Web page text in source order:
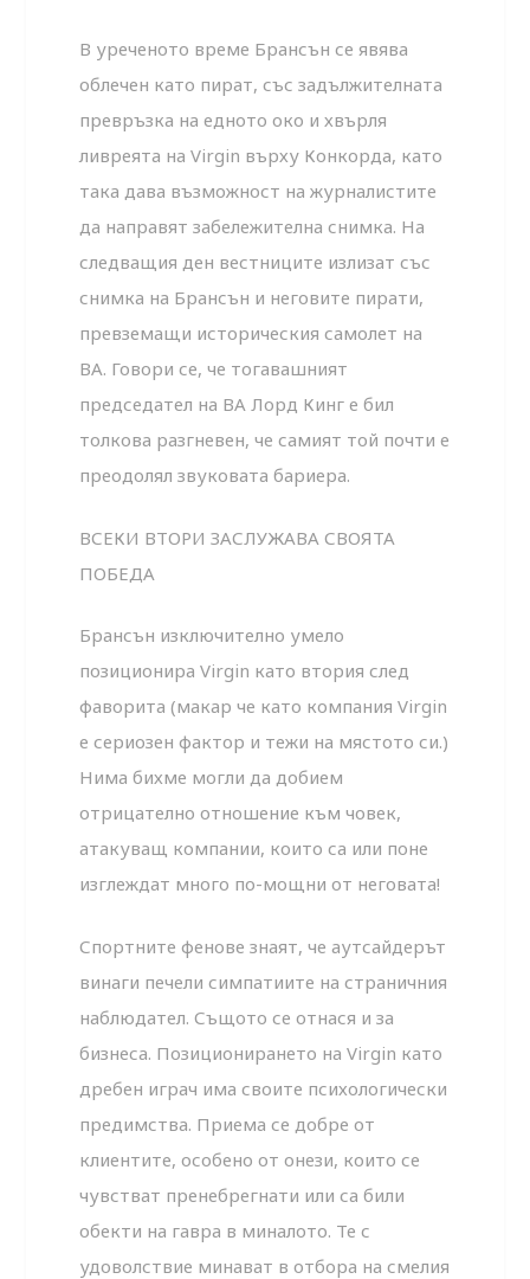
В уреченото време Брансън се явява
облечен като пират, със задължителната
превръзка на едното око и хвърля
ливреята на Virgin върху Конкорда, като
така дава възможност на журналистите
да направят забележителна снимка. На
следващия ден вестниците излизат със
снимка на Брансън и неговите пирати,
превземащи историческия самолет на
ВА. Говори се, че тогавашният
председател на ВА Лорд Кинг е бил
толкова разгневен, че самият той почти е
преодолял звуковата бариера.
ВСЕКИ ВТОРИ ЗАСЛУЖАВА СВОЯТА
ПОБЕДА
Брансън изключително умело
позиционира Virgin като втория след
фаворита (макар че като компания Virgin
е сериозен фактор и тежи на мястото си.)
Нима бихме могли да добием
отрицателно отношение към човек,
атакуващ компании, които са или поне
изглеждат много по-мощни от неговата!
Спортните фенове знаят, че аутсайдерът
винаги печели симпатиите на страничния
наблюдател. Същото се отнася и за
бизнеса. Позиционирането на Virgin като
дребен играч има своите психологически
предимства. Приема се добре от
клиентите, особено от онези, които се
чувстват пренебрегнати или са били
обекти на гавра в миналото. Те с
удоволствие минават в отбора на смелия